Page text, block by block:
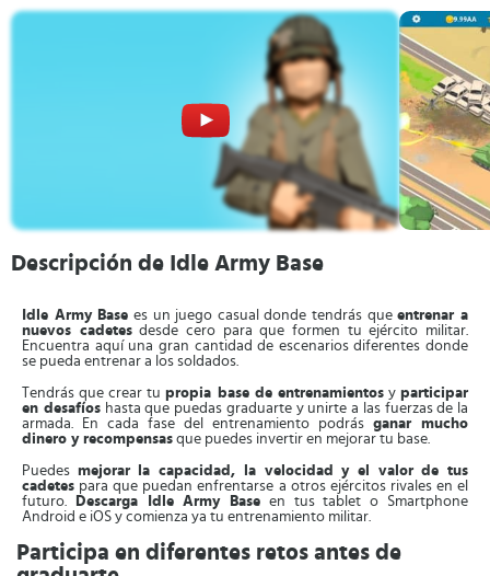
Descripción de Idle Army Base
Idle Army Base es un juego casual donde tendrás queentrenar a
nuevos cadetesdesde cero para que formen tu ejército militar.
Encuentra aquí una gran cantidad de escenarios diferentes donde
se pueda entrenar a los soldados.
Tendrás que crear tupropia base de entrenamientosyparticipar
en desafíoshasta que puedas graduarte y unirte a las fuerzas de la
armada. En cada fase del entrenamiento podrás ganar mucho
dinero y recompensas que puedes invertir en mejorar tu base.
Puedes mejorar la capacidad, la velocidad y el valor de tus
cadetes para que puedan enfrentarse a otros ejércitos rivales en el
futuro.
Descarga Idle Army Base en tus tablet o Smartphone
Android e iOS y comienza ya tu entrenamiento militar.
Participa en diferentes retos antes de